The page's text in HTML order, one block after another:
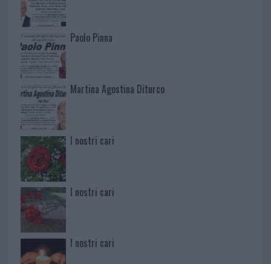
Paolo Pinna
Martina Agostina Diturco
I nostri cari
I nostri cari
I nostri cari